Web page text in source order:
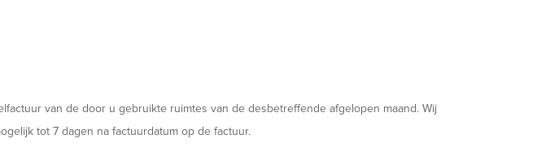
van de door u gebruikte ruimtes van de desbetreffende afgelopen maand. Wij
tot 7 dagen na factuurdatum op de factuur.